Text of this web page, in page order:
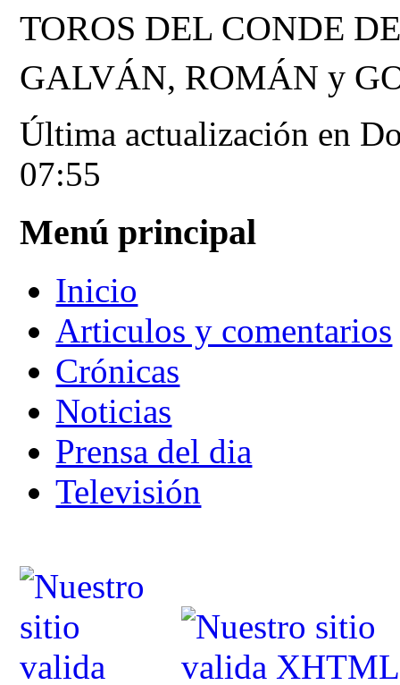
TOROS DEL CONDE
GALVÁN, ROMÁN y
Última actualización en
07:55
Menú principal
Inicio
Articulos y comentarios
Crónicas
Noticias
Prensa del dia
Televisión